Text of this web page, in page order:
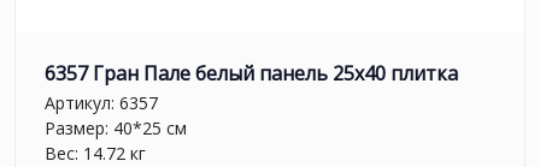
6357 Гран Пале белый панель 25x40 плитка
Артикул: 6357
Размер: 40*25 см
Вес: 14.72 кг